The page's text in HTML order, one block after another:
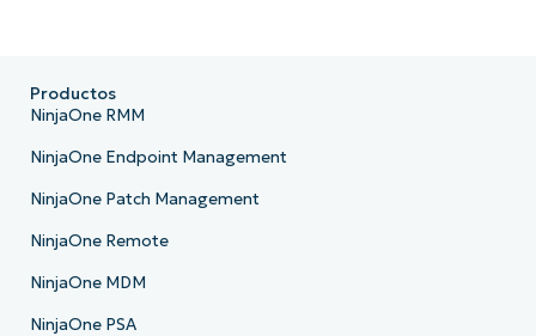
Productos
NinjaOne RMM
NinjaOne Endpoint Management
NinjaOne Patch Management
NinjaOne Remote
NinjaOne MDM
NinjaOne PSA